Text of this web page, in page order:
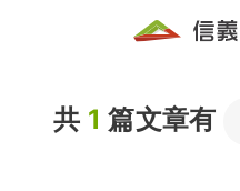
免費諮詢服務
廠商募集人才
共 1 篇文章有